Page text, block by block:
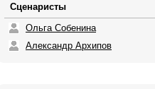
Сценаристы
Ольга Собенина
Александр Архипов